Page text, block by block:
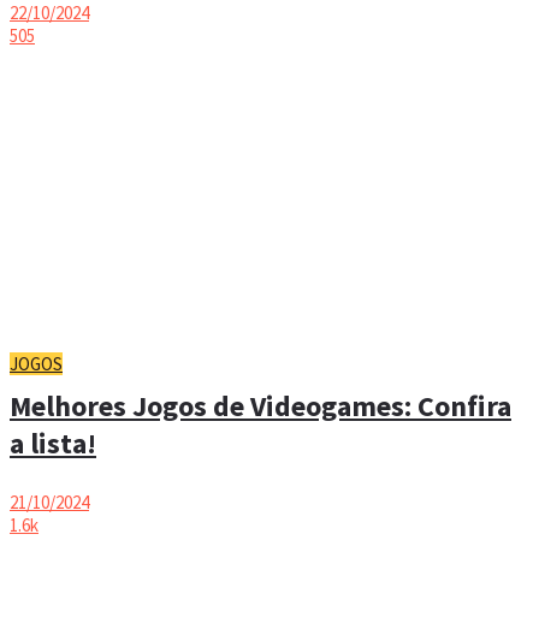
22/10/2024
505
JOGOS
Melhores Jogos de Videogames: Confira
a lista!
21/10/2024
1.6k